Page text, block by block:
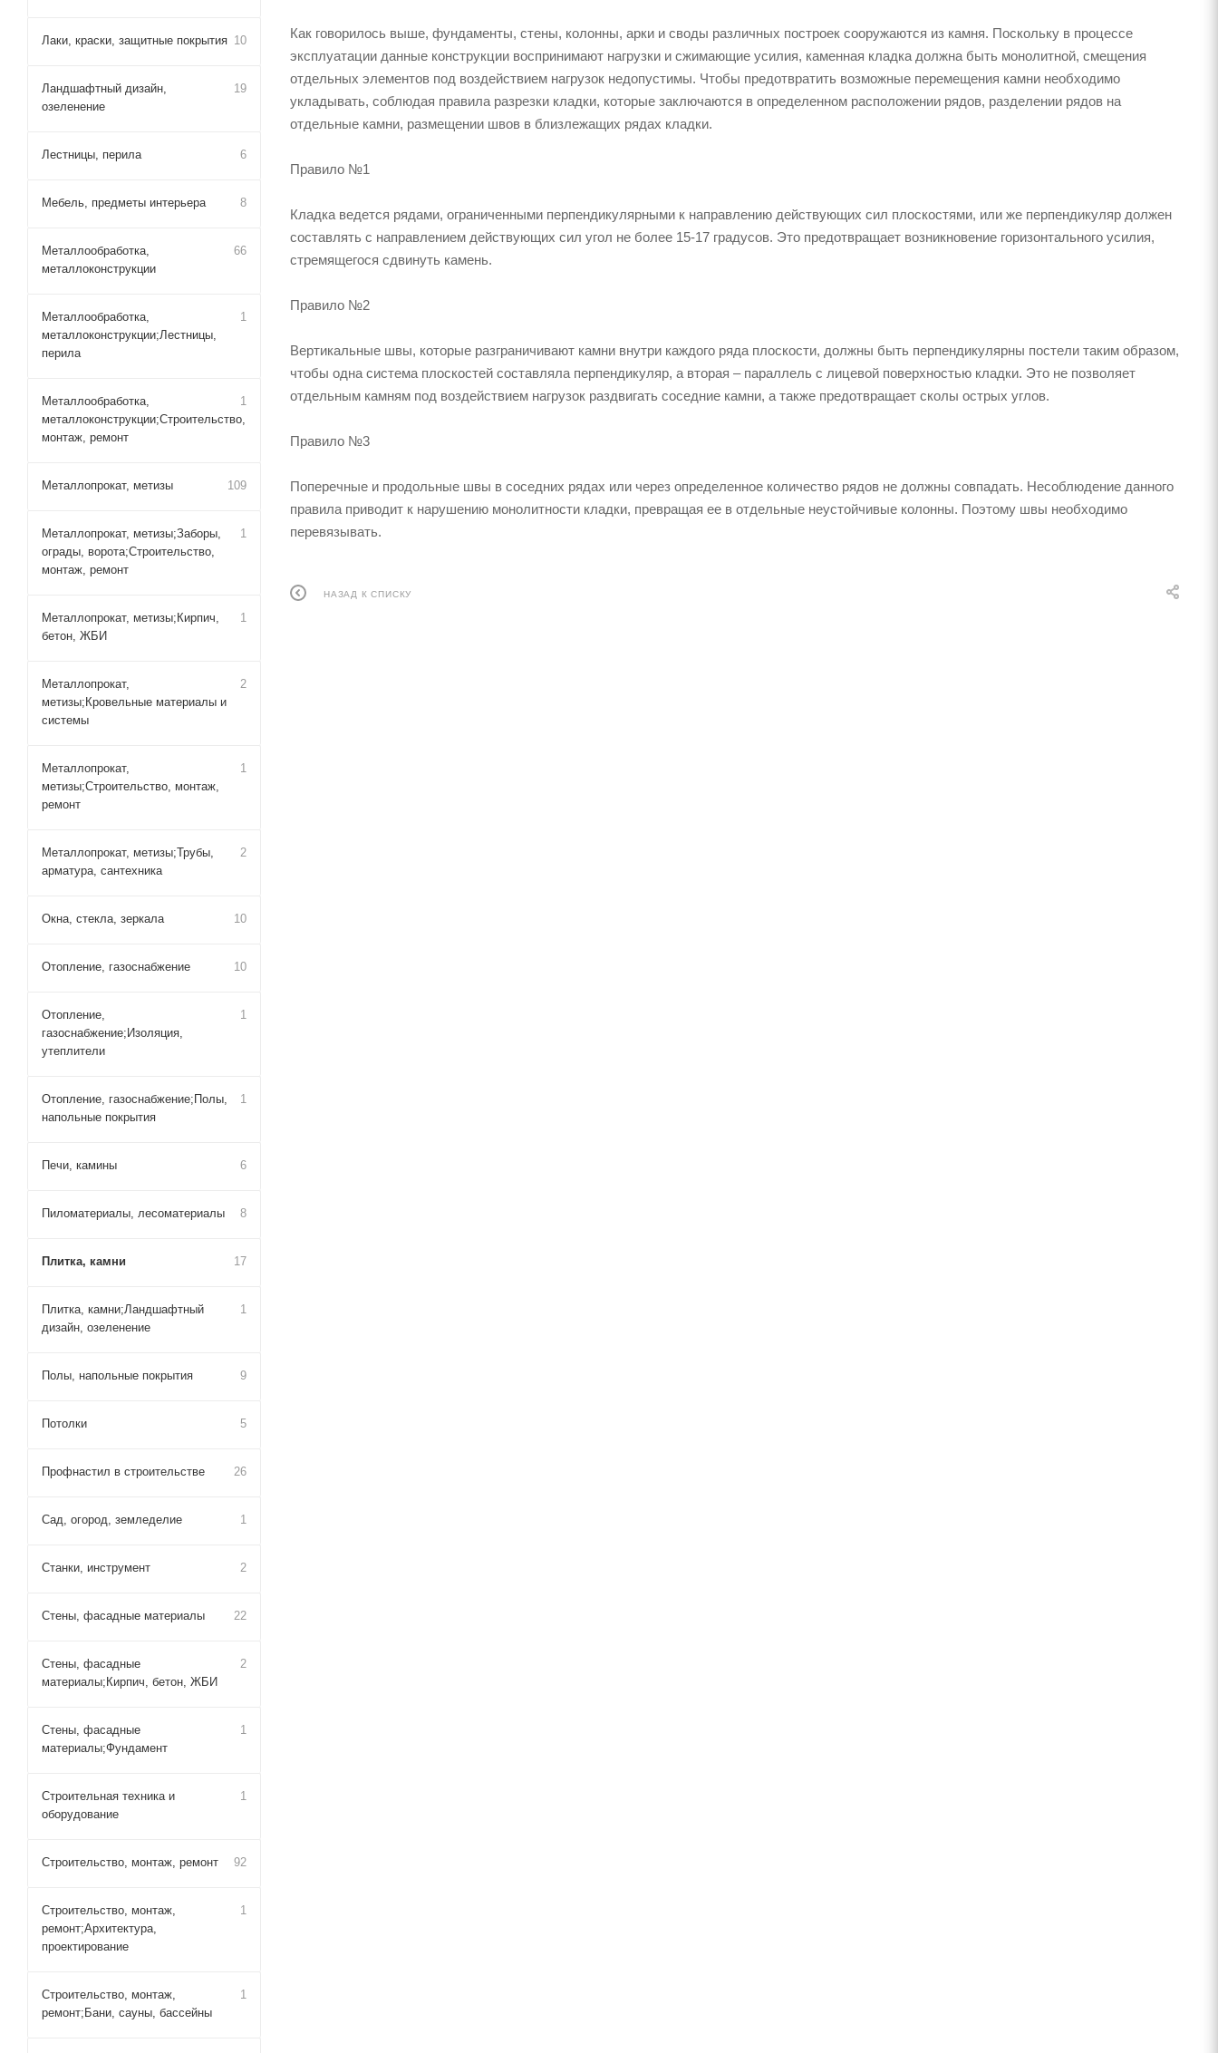
Как говорилось выше, фундаменты, стены, колонны, арки и своды различных построек сооружаются из камня. Поскольку в процессе
эксплуатации данные конструкции воспринимают нагрузки и сжимающие усилия, каменная кладка должна быть монолитной, смещения
отдельных элементов под воздействием нагрузок недопустимы. Чтобы предотвратить возможные перемещения камни необходимо
укладывать, соблюдая правила разрезки кладки, которые заключаются в определенном расположении рядов, разделении рядов на
отдельные камни, размещении швов в близлежащих рядах кладки.
Правило №1
Кладка ведется рядами, ограниченными перпендикулярными к направлению действующих сил плоскостями, или же перпендикуляр должен
составлять с направлением действующих сил угол не более 15-17 градусов. Это предотвращает возникновение горизонтального усилия,
стремящегося сдвинуть камень.
Правило №2
Вертикальные швы, которые разграничивают камни внутри каждого ряда плоскости, должны быть перпендикулярны постели таким образом,
чтобы одна система плоскостей составляла перпендикуляр, а вторая – параллель с лицевой поверхностью кладки. Это не позволяет
отдельным камням под воздействием нагрузок раздвигать соседние камни, а также предотвращает сколы острых углов.
Правило №3
Поперечные и продольные швы в соседних рядах или через определенное количество рядов не должны совпадать. Несоблюдение данного
правила приводит к нарушению монолитности кладки, превращая ее в отдельные неустойчивые колонны. Поэтому швы необходимо
перевязывать.
НАЗАД К СПИСКУ
Лаки, краски, защитные покрытия 10
Ландшафтный дизайн,
озеленение
19
Лестницы, перила 6
Мебель, предметы интерьера 8
Металлообработка,
металлоконструкции
66
Металлообработка,
металлоконструкции;Лестницы,
перила
1
Металлообработка,
металлоконструкции;Строительство,
монтаж, ремонт
1
Металлопрокат, метизы 109
Металлопрокат, метизы;Заборы,
ограды, ворота;Строительство,
монтаж, ремонт
1
Металлопрокат, метизы;Кирпич,
бетон, ЖБИ
1
Металлопрокат,
метизы;Кровельные материалы и
системы
2
Металлопрокат,
метизы;Строительство, монтаж,
ремонт
1
Металлопрокат, метизы;Трубы,
арматура, сантехника
2
Окна, стекла, зеркала 10
Отопление, газоснабжение 10
Отопление,
газоснабжение;Изоляция,
утеплители
1
Отопление, газоснабжение;Полы,
напольные покрытия
1
Печи, камины 6
Пиломатериалы, лесоматериалы 8
Плитка, камни 17
Плитка, камни;Ландшафтный
дизайн, озеленение
1
Полы, напольные покрытия 9
Потолки 5
Профнастил в строительстве 26
Сад, огород, земледелие 1
Станки, инструмент 2
Стены, фасадные материалы 22
Стены, фасадные
материалы;Кирпич, бетон, ЖБИ
2
Стены, фасадные
материалы;Фундамент
1
Строительная техника и
оборудование
1
Строительство, монтаж, ремонт 92
Строительство, монтаж,
ремонт;Архитектура,
проектирование
1
Строительство, монтаж,
ремонт;Бани, сауны, бассейны
1